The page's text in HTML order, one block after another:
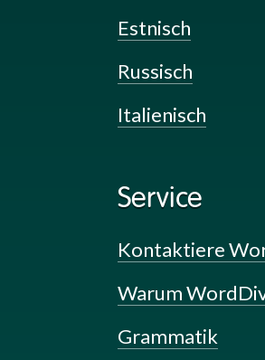
Estnisch
Russisch
Italienisch
Service
Kontaktiere
Warum
Grammatik